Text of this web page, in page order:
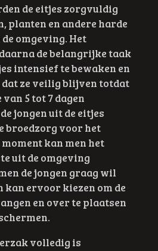
de eitjes zorgvuldig
planten en andere harde
omgeving. Het
de belangrijke taak
intensief te bewaken en
ze veilig blijven totdat
5 tot 7 dagen
jongen uit de eitjes
broedzorg voor het
kan men het
uit de omgeving
de jongen graag wil
kan ervoor kiezen om de
en over te plaatsen
volledig is